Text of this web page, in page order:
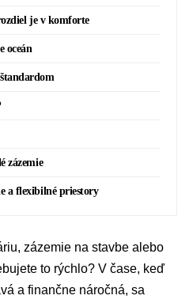
je v komforte
oceán
zázemie
a flexibilné priestory
zázemie na stavbe alebo
to rýchlo? V čase, keď
a finančne náročná, sa